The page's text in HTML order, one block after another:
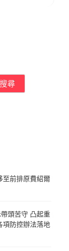
搜尋
至前排原費紹爾
頭苦守 凸起重
項防控辦法落地